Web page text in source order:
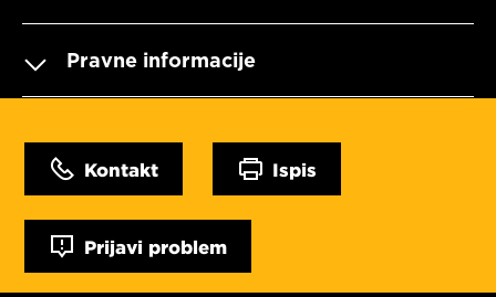
Pravne informacije
Kontakt Ispis
Prijavi problem